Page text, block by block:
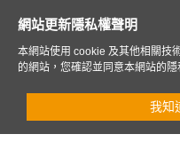
網站更新隱私權聲明
本網站使用 cookie 及其他相關技
的網站，您確認並同意本網站的隱
我知